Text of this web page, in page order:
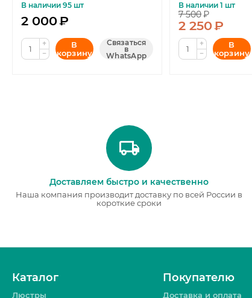
В наличии 95 шт
2 000₽
+
−
В
корзину
Связаться
в
WhatsApp
В наличии 1 шт
7 500₽
2 250₽
+
−
В
корзину
Доставляем быстро и качественно
Наша компания производит доставку по всей России в
короткие сроки
Каталог
Люстры
Покупателю
Доставка и оплата